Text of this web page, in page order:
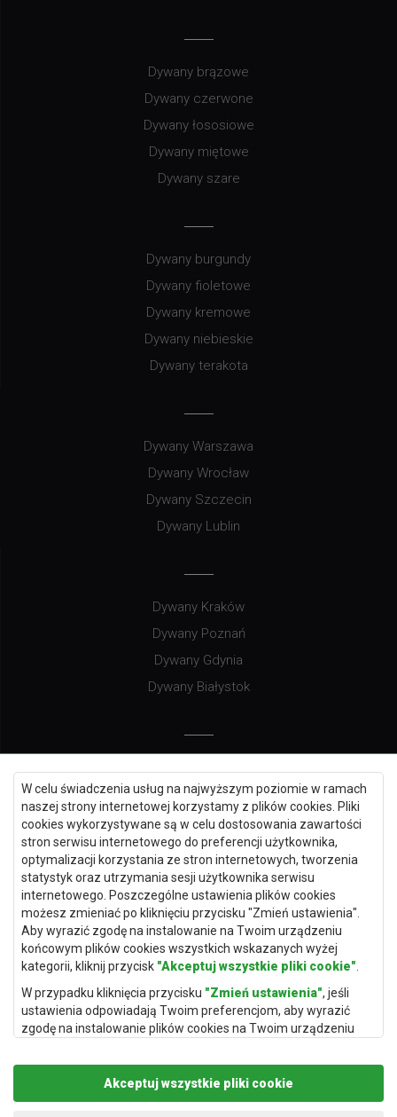
W celu świadczenia usług na najwyższym poziomie w ramach
naszej strony internetowej korzystamy z plików cookies. Pliki
cookies wykorzystywane są w celu dostosowania zawartości
stron serwisu internetowego do preferencji użytkownika,
optymalizacji korzystania ze stron internetowych, tworzenia
statystyk oraz utrzymania sesji użytkownika serwisu
internetowego. Poszczególne ustawienia plików cookies
możesz zmieniać po kliknięciu przycisku "Zmień ustawienia".
Aby wyrazić zgodę na instalowanie na Twoim urządzeniu
końcowym plików cookies wszystkich wskazanych wyżej
kategorii, kliknij przycisk "Akceptuj wszystkie pliki cookie"
W przypadku kliknięcia przycisku "Zmień ustawienia", jeśli
ustawienia odpowiadają Twoim preferencjom, aby wyrazić
zgodę na instalowanie plików cookies na Twoim urządzeniu
"Zapisz i zaakceptuj".
Podstawą przetwarzania danych osobowych, w zakresie w
Akceptuj wszystkie pliki cookie
Dywany brązowe
Dywany czerwone
Dywany łososiowe
Dywany miętowe
Dywany szare
Dywany burgundy
Dywany fioletowe
Dywany kremowe
Dywany niebieskie
Dywany terakota
Dywany Warszawa
Dywany Wrocław
Dywany Szczecin
Dywany Lublin
Dywany Kraków
Dywany Poznań
Dywany Gdynia
Dywany Białystok
Dywany Gdańsk
Dywany Toruń
Dywany Bydgoszcz
Dywany Łódź
Dywany Katowice
Dywany Częstochowa